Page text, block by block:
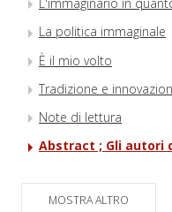
La politica immaginale
È il mio volto
Tradizione e
Note di lettura
Abstract ; Gli autori
MOSTRA ALTRO